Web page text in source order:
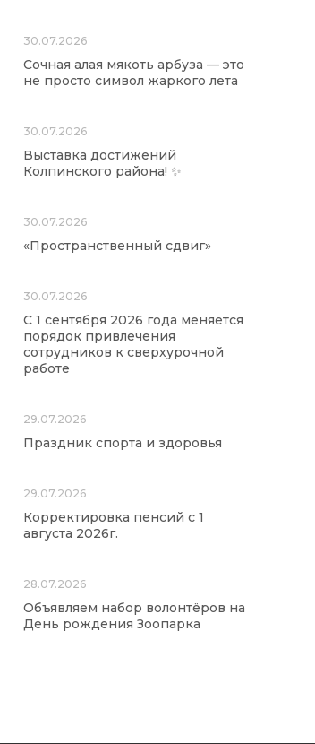
30.07.2026
Сочная алая мякоть арбуза — это
не просто символ жаркого лета
30.07.2026
Выставка достижений
Колпинского района! ✨
30.07.2026
«Пространственный сдвиг»
30.07.2026
С 1 сентября 2026 года меняется
порядок привлечения
сотрудников к сверхурочной
работе
29.07.2026
Праздник спорта и здоровья
29.07.2026
Корректировка пенсий с 1
августа 2026г.
28.07.2026
Объявляем набор волонтёров на
День рождения Зоопарка